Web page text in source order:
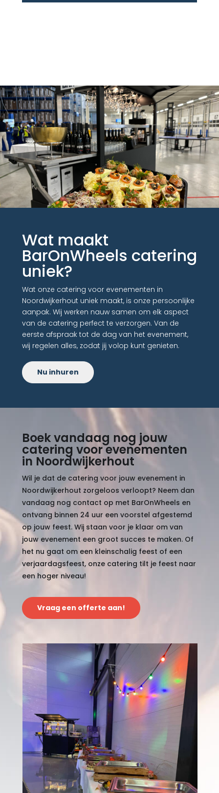
Wat maakt
BarOnWheels catering
uniek?
Wat onze catering voor evenementen in
Noordwijkerhout uniek maakt, is onze persoonlijke
aanpak. Wij werken nauw samen om elk aspect
van de catering perfect te verzorgen. Van de
eerste afspraak tot de dag van het evenement,
wij regelen alles, zodat jij volop kunt genieten.
Nu inhuren
Boek vandaag nog jouw
catering voor evenementen
in Noordwijkerhout
Wil je dat de catering voor jouw evenement in
Noordwijkerhout zorgeloos verloopt? Neem dan
vandaag nog contact op met BarOnWheels en
ontvang binnen 24 uur een voorstel afgestemd
op jouw feest. Wij staan voor je klaar om van
jouw evenement een groot succes te maken. Of
het nu gaat om een kleinschalig feest of een
verjaardagsfeest, onze catering tilt je feest naar
een hoger niveau!
Vraag een offerte aan!